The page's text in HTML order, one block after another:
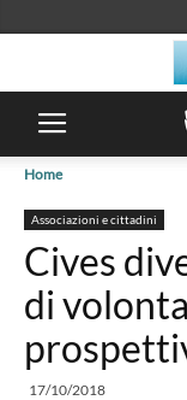
Home
Associazioni e cittadini
Cives
di
17/10/2018